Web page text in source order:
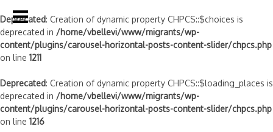
Deprecated: Creation of dynamic property CHPCS::$choices is
deprecated in /home/vbellevi/www/migrants/wp-
content/plugins/carousel-horizontal-posts-content-slider/chpcs.php
on line 1211
Deprecated: Creation of dynamic property CHPCS::$loading_places is
deprecated in /home/vbellevi/www/migrants/wp-
content/plugins/carousel-horizontal-posts-content-slider/chpcs.php
on line 1216